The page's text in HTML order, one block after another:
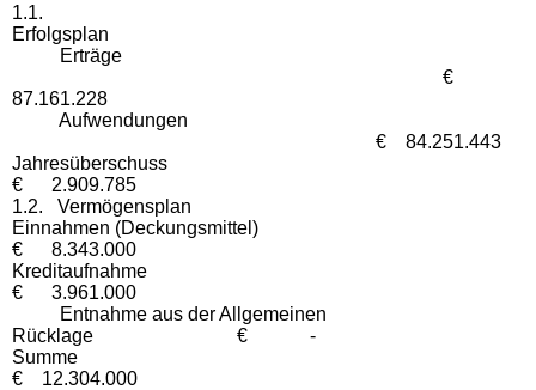
1.1.
Erfolgsplan
Erträge
€
87.161.228
Aufwendungen
€ 84.251.443
Jahresüberschuss
€ 2.909.785
1.2. Vermögensplan
Einnahmen (Deckungsmittel)
€ 8.343.000
Kreditaufnahme
€ 3.961.000
Entnahme aus der Allgemeinen
Rücklage € -
Summe
€ 12.304.000